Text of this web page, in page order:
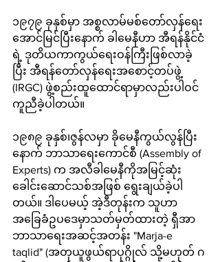
၁၉၇၉ ခုနှစ်မှာ အစ္စလာမ်မစ်တော်လှန်ရေး
အောင်မြင်ပြီးနောက် ခါမေနီဟာ အီရန်နိုင်ငံ
ရဲ့ ဒုတိယကာကွယ်ရေးဝန်ကြီးဖြစ်လာခဲ့
ပြီး အီရန်တော်လှန်ရေးအစောင့်တပ်ဖွဲ့
(IRGC) ဖွဲ့စည်းထူထောင်ရာမှာလည်းပါဝင်
ကူညီခဲ့ပါတယ်။
၁၉၈၉ ခုနှစ်၊ဇွန်လမှာ ခိုမေနီကွယ်လွန်ပြီး
နောက် ဘာသာရေးကောင်စီ (Assembly of
Experts) က အလီခါမေနီကိုအမြင့်ဆုံး
ခေါင်းဆောင်သစ်အဖြစ် ရွေးချယ်ခဲ့ပါ
တယ်။ ဒါပေမယ့် အဲ့ဒီတုန်းက သူဟာ
အခြေခံဥပဒေမှာသတ်မှတ်ထားတဲ့ ရှီအာ
ဘာသာရေးအဆင့်အတန်း "Marja-e
taqlid" (အတုယူဖွယ်ရာပုဂ္ဂိုလ် သို့မဟုတ် ဂ